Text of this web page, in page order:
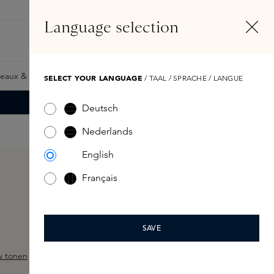
& Giftcards Samples Skins Exclusives Skins
tonen
Language selection
SELECT YOUR LANGUAGE / TAAL / SPRACHE / LANGUE
Deutsch
Nederlands
English
Français
SAVE